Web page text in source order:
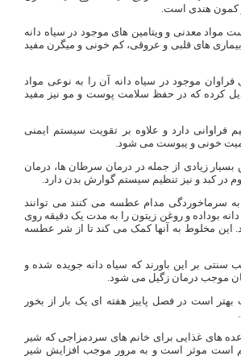
کمون هندی است.
مواد معدنی و ویتامین های موجود در سیاه دانه
های قلبی و عروقی، کم خونی و میگرن مفید
موجود در سیاه دانه آن را به نوعی مواد
کرده که در حفظ سلامت پوست و مو نیز مفید
فراوانی دارد و علاوه بر تقویت سیستم ایمنی
خونی و یبوست می شود.
بسیار زیادی از جمله در درمان سرطان ها، درمان
در کبد و نیز تنظیم سیستم گوارش بدن دارد.
به سرماخوردگی مدام عطسه می کنند می توانند
بوداده و روغن زیتون را به مدت یک دقیقه روی
این مخلوط به آنها کمک می کند تا از شر عطسه
سنتی بر این باورند که سیاه دانه جویده شده و
موجب درمان زگیل می شود.
بهتر است در فصل پاییز هفته ای یک بار از بخور
های غذایی برای خانم های سردمزاجی که شیر
کم است موثر است و به مرور موجب افزایش شیر